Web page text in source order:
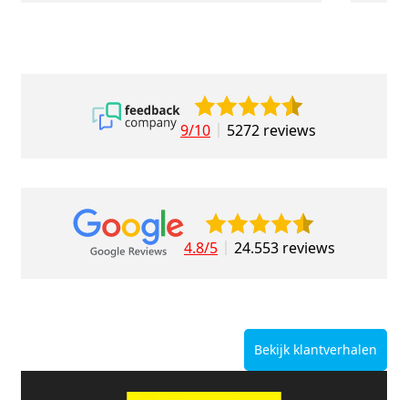
9/10 5272 reviews
4.8/5 24.553 reviews
Bekijk klantverhalen